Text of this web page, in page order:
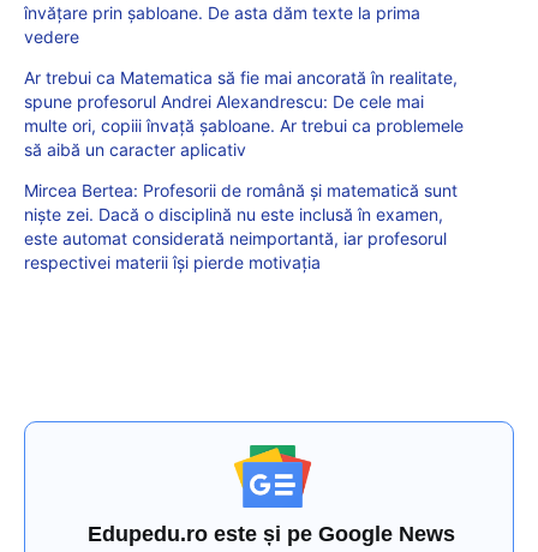
învățare prin șabloane. De asta dăm texte la prima
vedere
Ar trebui ca Matematica să fie mai ancorată în realitate,
spune profesorul Andrei Alexandrescu: De cele mai
multe ori, copiii învaţă şabloane. Ar trebui ca problemele
să aibă un caracter aplicativ
Mircea Bertea: Profesorii de română și matematică sunt
niște zei. Dacă o disciplină nu este inclusă în examen,
este automat considerată neimportantă, iar profesorul
respectivei materii își pierde motivația
Edupedu.ro este și pe Google News